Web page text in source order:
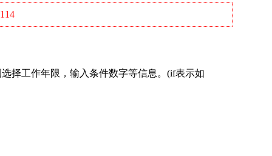
择工作年限，输入条件数字等信息。(if表示如